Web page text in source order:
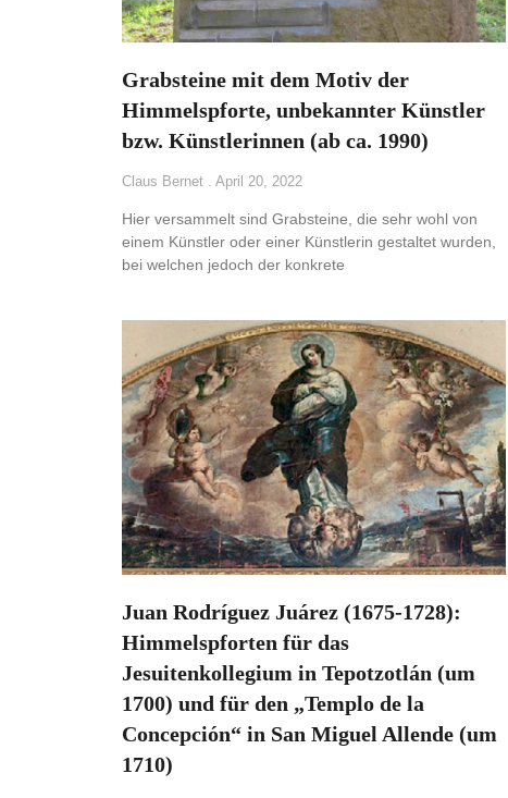
Grabsteine mit dem Motiv der
Himmelspforte, unbekannter Künstler
bzw. Künstlerinnen (ab ca. 1990)
Claus Bernet April 20, 2022
Hier versammelt sind Grabsteine, die sehr wohl von
einem Künstler oder einer Künstlerin gestaltet wurden,
bei welchen jedoch der konkrete
Juan Rodríguez Juárez (1675-1728):
Himmelspforten für das
Jesuitenkollegium in Tepotzotlán (um
1700) und für den „Templo de la
Concepción“ in San Miguel Allende (um
1710)